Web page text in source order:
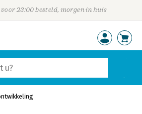
23:00 besteld, morgen in huis